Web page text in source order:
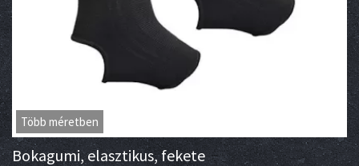
Több méretben
Bokagumi, elasztikus, fekete